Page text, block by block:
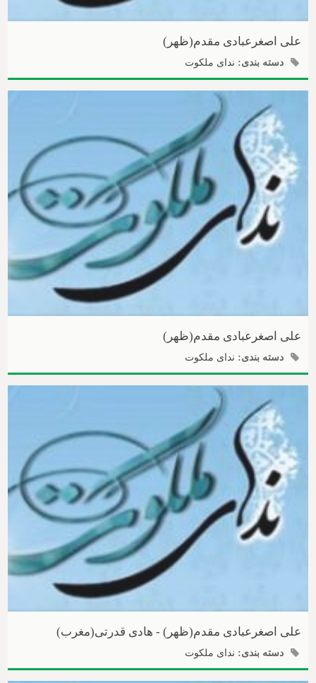
علی اصغرعبادی مقدم(ظهر)
دسته بندی: ندای ملکوت
علی اصغرعبادی مقدم(ظهر)
دسته بندی: ندای ملکوت
علی اصغرعبادی مقدم(ظهر) - هادی قدرتی(مغرب)
دسته بندی: ندای ملکوت